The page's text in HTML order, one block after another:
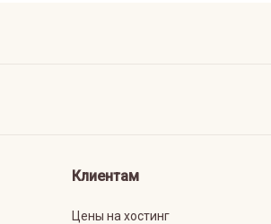
Клиентам
Цены на хостинг